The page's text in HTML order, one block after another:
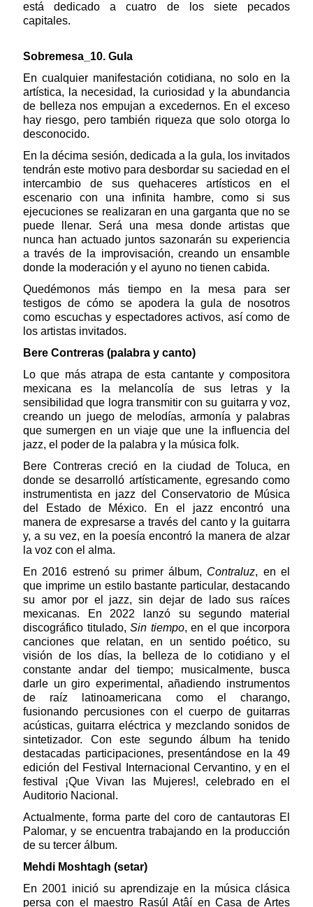
está dedicado a cuatro de los siete pecados
capitales.
Sobremesa_10. Gula
En cualquier manifestación cotidiana, no solo en la
artística, la necesidad, la curiosidad y la abundancia
de belleza nos empujan a excedernos. En el exceso
hay riesgo, pero también riqueza que solo otorga lo
desconocido.
En la décima sesión, dedicada a la gula, los invitados
tendrán este motivo para desbordar su saciedad en el
intercambio de sus quehaceres artísticos en el
escenario con una infinita hambre, como si sus
ejecuciones se realizaran en una garganta que no se
puede llenar. Será una mesa donde artistas que
nunca han actuado juntos sazonarán su experiencia
a través de la improvisación, creando un ensamble
donde la moderación y el ayuno no tienen cabida.
Quedémonos más tiempo en la mesa para ser
testigos de cómo se apodera la gula de nosotros
como escuchas y espectadores activos, así como de
los artistas invitados.
Bere Contreras (palabra y canto)
Lo que más atrapa de esta cantante y compositora
mexicana es la melancolía de sus letras y la
sensibilidad que logra transmitir con su guitarra y voz,
creando un juego de melodías, armonía y palabras
que sumergen en un viaje que une la influencia del
jazz, el poder de la palabra y la música folk.
Bere Contreras creció en la ciudad de Toluca, en
donde se desarrolló artísticamente, egresando como
instrumentista en jazz del Conservatorio de Música
del Estado de México. En el jazz encontró una
manera de expresarse a través del canto y la guitarra
y, a su vez, en la poesía encontró la manera de alzar
la voz con el alma.
En 2016 estrenó su primer álbum, Contraluz, en el
que imprime un estilo bastante particular, destacando
su amor por el jazz, sin dejar de lado sus raíces
mexicanas. En 2022 lanzó su segundo material
discográfico titulado,Sin tiempo, en el que incorpora
canciones que relatan, en un sentido poético, su
visión de los días, la belleza de lo cotidiano y el
constante andar del tiempo; musicalmente, busca
darle un giro experimental, añadiendo instrumentos
de raíz latinoamericana como el charango,
fusionando percusiones con el cuerpo de guitarras
acústicas, guitarra eléctrica y mezclando sonidos de
sintetizador. Con este segundo álbum ha tenido
destacadas participaciones, presentándose en la 49
edición del Festival Internacional Cervantino, y en el
festival ¡Que Vivan las Mujeres!, celebrado en el
Auditorio Nacional.
Actualmente, forma parte del coro de cantautoras El
Palomar, y se encuentra trabajando en la producción
de su tercer álbum.
Mehdi Moshtagh (setar)
En 2001 inició su aprendizaje en la música clásica
persa con el maestro Rasúl Atâí en Casa de Artes